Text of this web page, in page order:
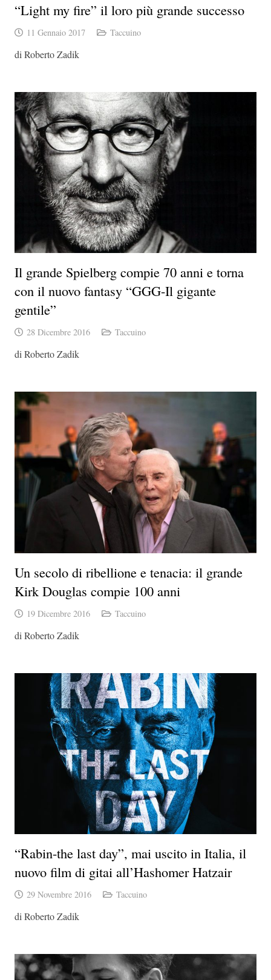
“Light my fire” il loro più grande successo
11 Gennaio 2017 Taccuino
di Roberto Zadik
Il grande Spielberg compie 70 anni e torna
con il nuovo fantasy “GGG-Il gigante
gentile”
28 Dicembre 2016 Taccuino
di Roberto Zadik
Un secolo di ribellione e tenacia: il grande
Kirk Douglas compie 100 anni
19 Dicembre 2016 Taccuino
di Roberto Zadik
“Rabin-the last day”, mai uscito in Italia, il
nuovo film di gitai all’Hashomer Hatzair
29 Novembre 2016 Taccuino
di Roberto Zadik